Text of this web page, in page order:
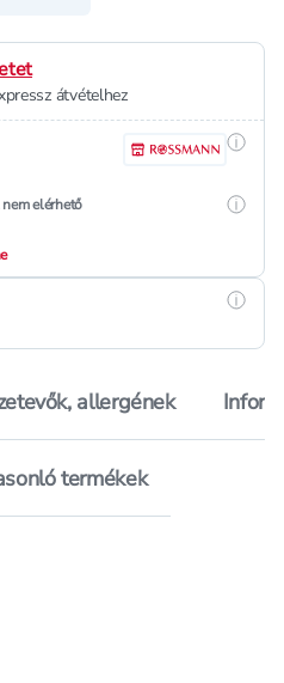
átvételhez
elérhető
allergének
termékek